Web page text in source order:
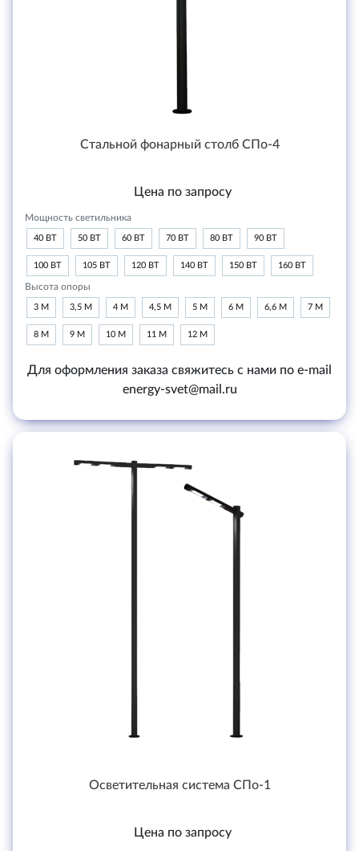
Стальной фонарный столб СПо-4
Цена по запросу
Мощность светильника
40 ВТ 50 ВТ 60 ВТ 70 ВТ 80 ВТ 90 ВТ
100 ВТ 105 ВТ 120 ВТ 140 ВТ 150 ВТ 160 ВТ
Высота опоры
3 М 3,5 М 4 М 4,5 М 5 М 6 М 6,6 М 7 М
8 М 9 М 10 М 11 М 12 М
Для оформления заказа свяжитесь с нами по e-mail
energy-svet@mail.ru
Осветительная система СПо-1
Цена по запросу